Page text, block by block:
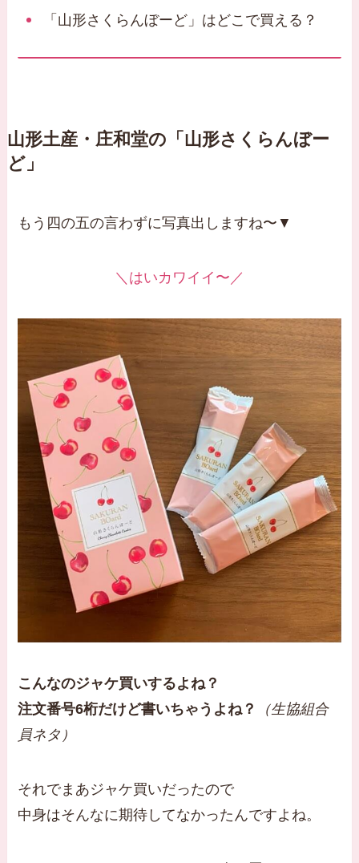
「山形さくらんぼーど」はどこで買える？
山形土産・庄和堂の「山形さくらんぼー
ど」
もう四の五の言わずに写真出しますね〜▼
＼はいカワイイ〜／
こんなのジャケ買いするよね？
注文番号6桁だけど書いちゃうよね？
（生協組合
員ネタ）
それでまあジャケ買いだったので
中身はそんなに期待してなかったんですよね。